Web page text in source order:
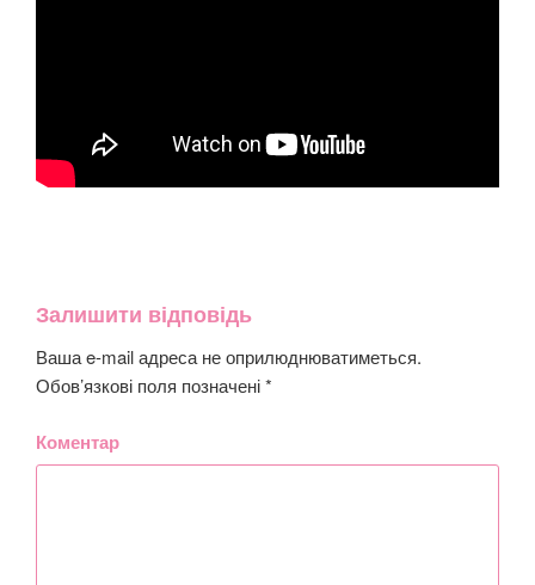
Залишити відповідь
Ваша e-mail адреса не оприлюднюватиметься.
Обов’язкові поля позначені*
Коментар